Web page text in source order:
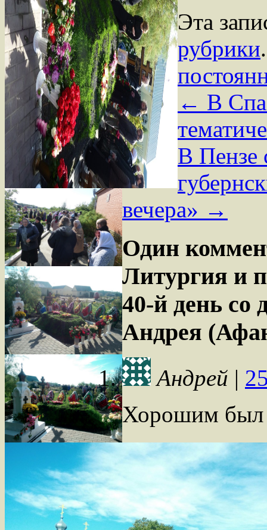
Эта
рубрики
← В
В Пензе
вечера» →
Один
Литургия и
40-й день со
Андрея
Андрей |
Хорошим был